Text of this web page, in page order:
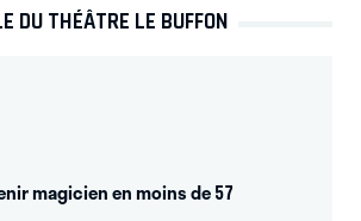
DU THÉÂTRE LE BUFFON
magicien en moins de 57